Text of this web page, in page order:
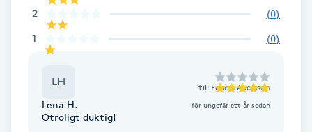
Face framing
2 (0)
1 (0)
LH till Felicia Axelsson
Lena H. för ungefär ett år sedan
Otroligt duktig!